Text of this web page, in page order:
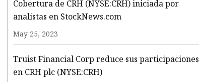
Cobertura de CRH (NYSE:CRH) iniciada por
analistas en StockNews.com
May 25, 2023
Truist Financial Corp reduce sus participaciones
en CRH plc (NYSE:CRH)